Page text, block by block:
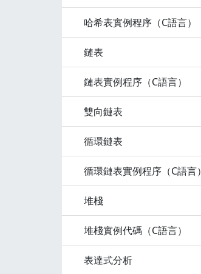
哈希表實例程序（C語言）
鏈表
鏈表實例程序（C語言）
雙向鏈表
循環鏈表
循環鏈表實例程序（C語言）
堆棧
堆棧實例代碼（C語言）
表達式分析